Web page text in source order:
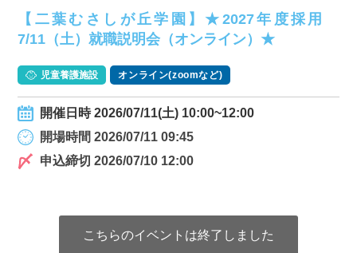
【二葉むさしが丘学園】★2027年度採用
7/11（土）就職説明会（オンライン）★
児童養護施設 オンライン(zoomなど)
開催日時 2026/07/11(土) 10:00~12:00
開場時間 2026/07/11 09:45
申込締切 2026/07/10 12:00
こちらのイベントは終了しました